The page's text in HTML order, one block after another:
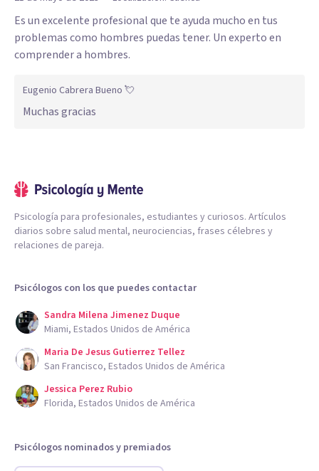
Es un excelente profesional que te ayuda mucho en tus
problemas como hombres puedas tener. Un experto en
comprender a hombres.
Eugenio Cabrera Bueno 💘
Muchas gracias
Psicología para profesionales, estudiantes y curiosos. Artículos
diarios sobre salud mental, neurociencias, frases célebres y
relaciones de pareja.
Psicólogos con los que puedes contactar
Sandra Milena Jimenez Duque
Miami, Estados Unidos de América
Maria De Jesus Gutierrez Tellez
San Francisco, Estados Unidos de América
Jessica Perez Rubio
Florida, Estados Unidos de América
Psicólogos nominados y premiados